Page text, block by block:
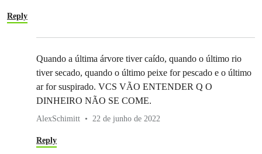
Reply
Quando a última árvore tiver caído, quando o último rio
tiver secado, quando o último peixe for pescado e o último
ar for suspirado. VCS VÃO ENTENDER Q O
DINHEIRO NÃO SE COME.
AlexSchimitt 22 de junho de 2022
Reply